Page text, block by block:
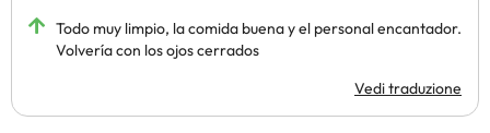
Todo muy limpio, la comida buena y el personal encantador.
Volvería con los ojos cerrados
Vedi traduzione